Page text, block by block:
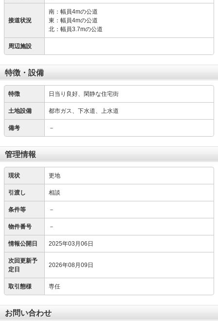
接道状況
南：幅員4mの公道
東：幅員4mの公道
北：幅員3.7mの公道
周辺施設
特徴・設備
特徴 日当り良好、閑静な住宅街
土地設備 都市ガス、下水道、上水道
備考 －
管理情報
現状 更地
引渡し 相談
条件等 －
物件番号 －
情報公開日 2025年03月06日
次回更新予
定日
2026年08月09日
取引態様 専任
お問い合わせ